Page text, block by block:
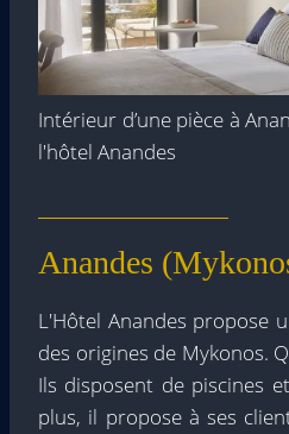
Intérieur d’une pièce à
l'hôtel Anandes
Anandes
L'Hôtel Anandes propose
des origines de Mykonos.
Ils disposent de piscines
plus, il propose à ses